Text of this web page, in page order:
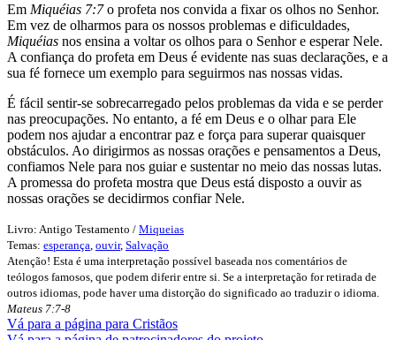
Em Miquéias 7:7o profeta nos convida a fixar os olhos no Senhor.
Em vez de olharmos para os nossos problemas e dificuldades,
Miquéias nos ensina a voltar os olhos para o Senhor e esperar Nele.
A confiança do profeta em Deus é evidente nas suas declarações, e a
sua fé fornece um exemplo para seguirmos nas nossas vidas.
É fácil sentir-se sobrecarregado pelos problemas da vida e se perder
nas preocupações. No entanto, a fé em Deus e o olhar para Ele
podem nos ajudar a encontrar paz e força para superar quaisquer
obstáculos. Ao dirigirmos as nossas orações e pensamentos a Deus,
confiamos Nele para nos guiar e sustentar no meio das nossas lutas.
A promessa do profeta mostra que Deus está disposto a ouvir as
nossas orações se decidirmos confiar Nele.
Livro: Antigo Testamento / Miqueias
Temas: esperança ouvir, Salvação
Atenção! Esta é uma interpretação possível baseada nos comentários de
teólogos famosos, que podem diferir entre si. Se a interpretação for retirada de
outros idiomas, pode haver uma distorção do significado ao traduzir o idioma.
Mateus 7:7-8
Vá para a página para Cristãos